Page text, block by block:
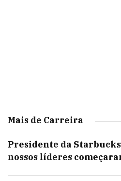
Mais de Carreira
Presidente da
nossos líderes